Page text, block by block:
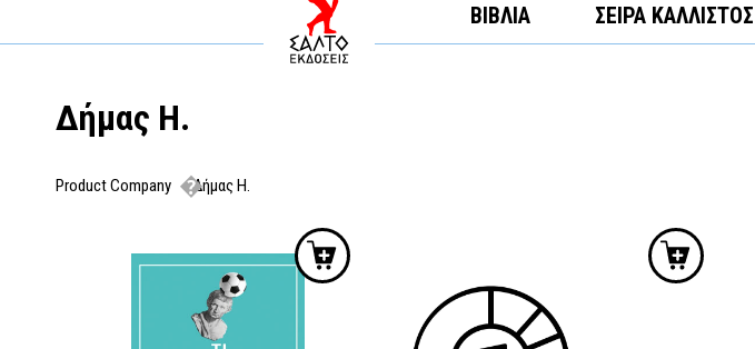
ΒΙΒΛΊΑ ΣΕΙΡΆ ΚΆΛΛΙΣΤΟΣ
Δήμας Η.
Product Company Δήμας Η.